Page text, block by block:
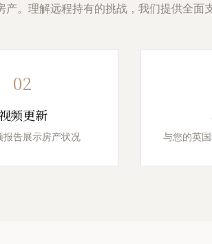
。理解远程持有的挑战，我们提供全面支
02
频更新
报告展示房产状况 与您的英